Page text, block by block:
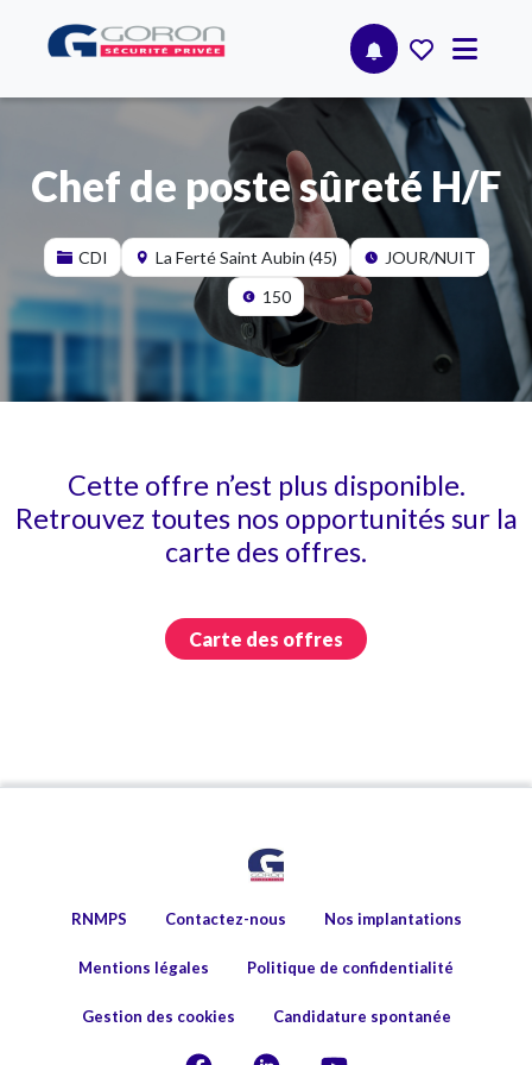
Chef de poste sûreté H/F
CDI La Ferté Saint Aubin (45)
JOUR/NUIT
150
Cette offre n’est plus disponible.
Retrouvez toutes nos opportunités sur la
carte des offres.
Carte des offres
RNMPS Contactez-nous Nos implantations
Mentions légales Politique de confidentialité
Gestion des cookies Candidature spontanée